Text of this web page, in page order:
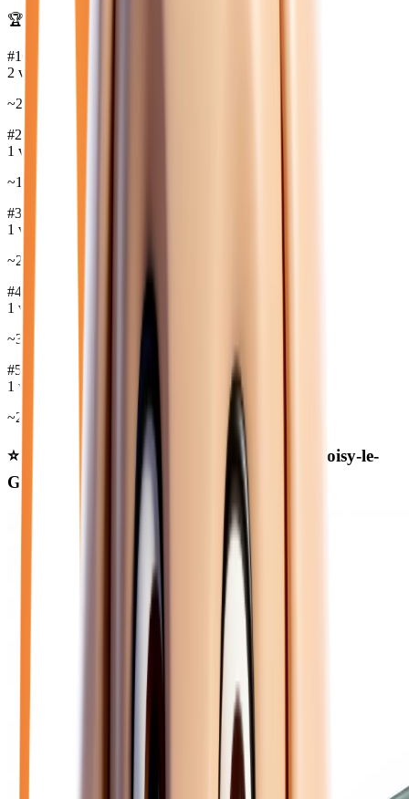
🏆 Marques les plus disponibles :
#1CITROEN
2 véh.
~22 675
#2
1 véh.
~19 980
#3
1 véh.
~25 450
#4
1 véh.
~31 850
#5
1 véh.
~20 480
⭐ Nos meilleures offres électrique
près de Noisy-le-
Grand